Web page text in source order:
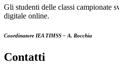
Gli studenti delle classi campionate svolgeranno la prova in formato
digitale online.
Coordinatore IEA TIMSS – A. Rocchia
contatti